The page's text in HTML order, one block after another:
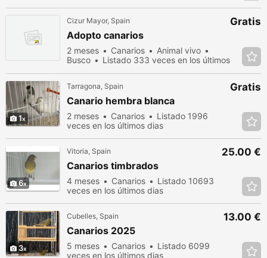
Cizur Mayor, Spain
Adopto canarios
2 meses Canarios
Animal vivo
Busco
Listado 333 veces en los últimos
Gratis
1
Tarragona, Spain
Canario hembra blanca
2 meses Canarios
Listado 1996
veces en los últimos dias
Gratis
6
Vitoria, Spain
Canarios timbrados
4 meses Canarios
Listado 10693
veces en los últimos dias
25.00 €
3
Cubelles, Spain
Canarios 2025
5 meses Canarios
Listado 6099
veces en los últimos dias
13.00 €